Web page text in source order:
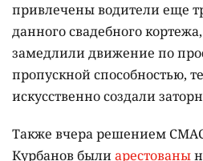
привлечены водители еще
данного свадебного
замедлили движение по
пропускной способностью,
искусственно создали
Также вчера решением
Курбанов былиарестованы